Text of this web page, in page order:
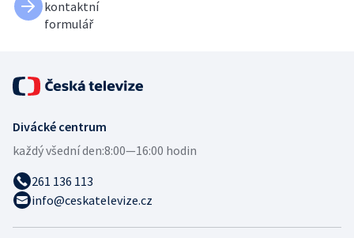
kontaktní
formulář
Divácké centrum
každý všední den:8:00—16:00 hodin
261 136 113
info@ceskatelevize.cz